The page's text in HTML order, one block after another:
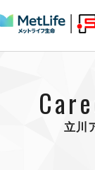
すべてのニュ
試合を観る
立川